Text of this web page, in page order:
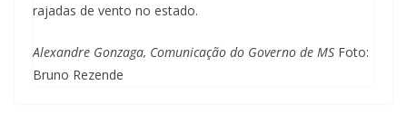
rajadas de vento no estado.
Alexandre Gonzaga, Comunicação do Governo de MS Foto:
Bruno Rezende